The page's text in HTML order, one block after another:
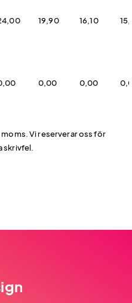
19,90 16,10
0,00 0,00
moms. Vi reserverar oss för
skrivfel.